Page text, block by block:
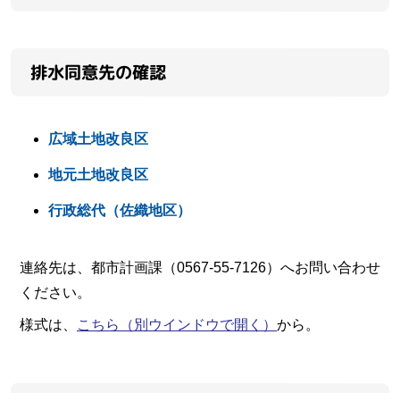
排水同意先の確認
広域土地改良区
地元土地改良区
行政総代（佐織地区）
連絡先は、都市計画課（0567-55-7126）へお問い合わせ
ください。
様式は、 こちら （別ウインドウで開く） から。